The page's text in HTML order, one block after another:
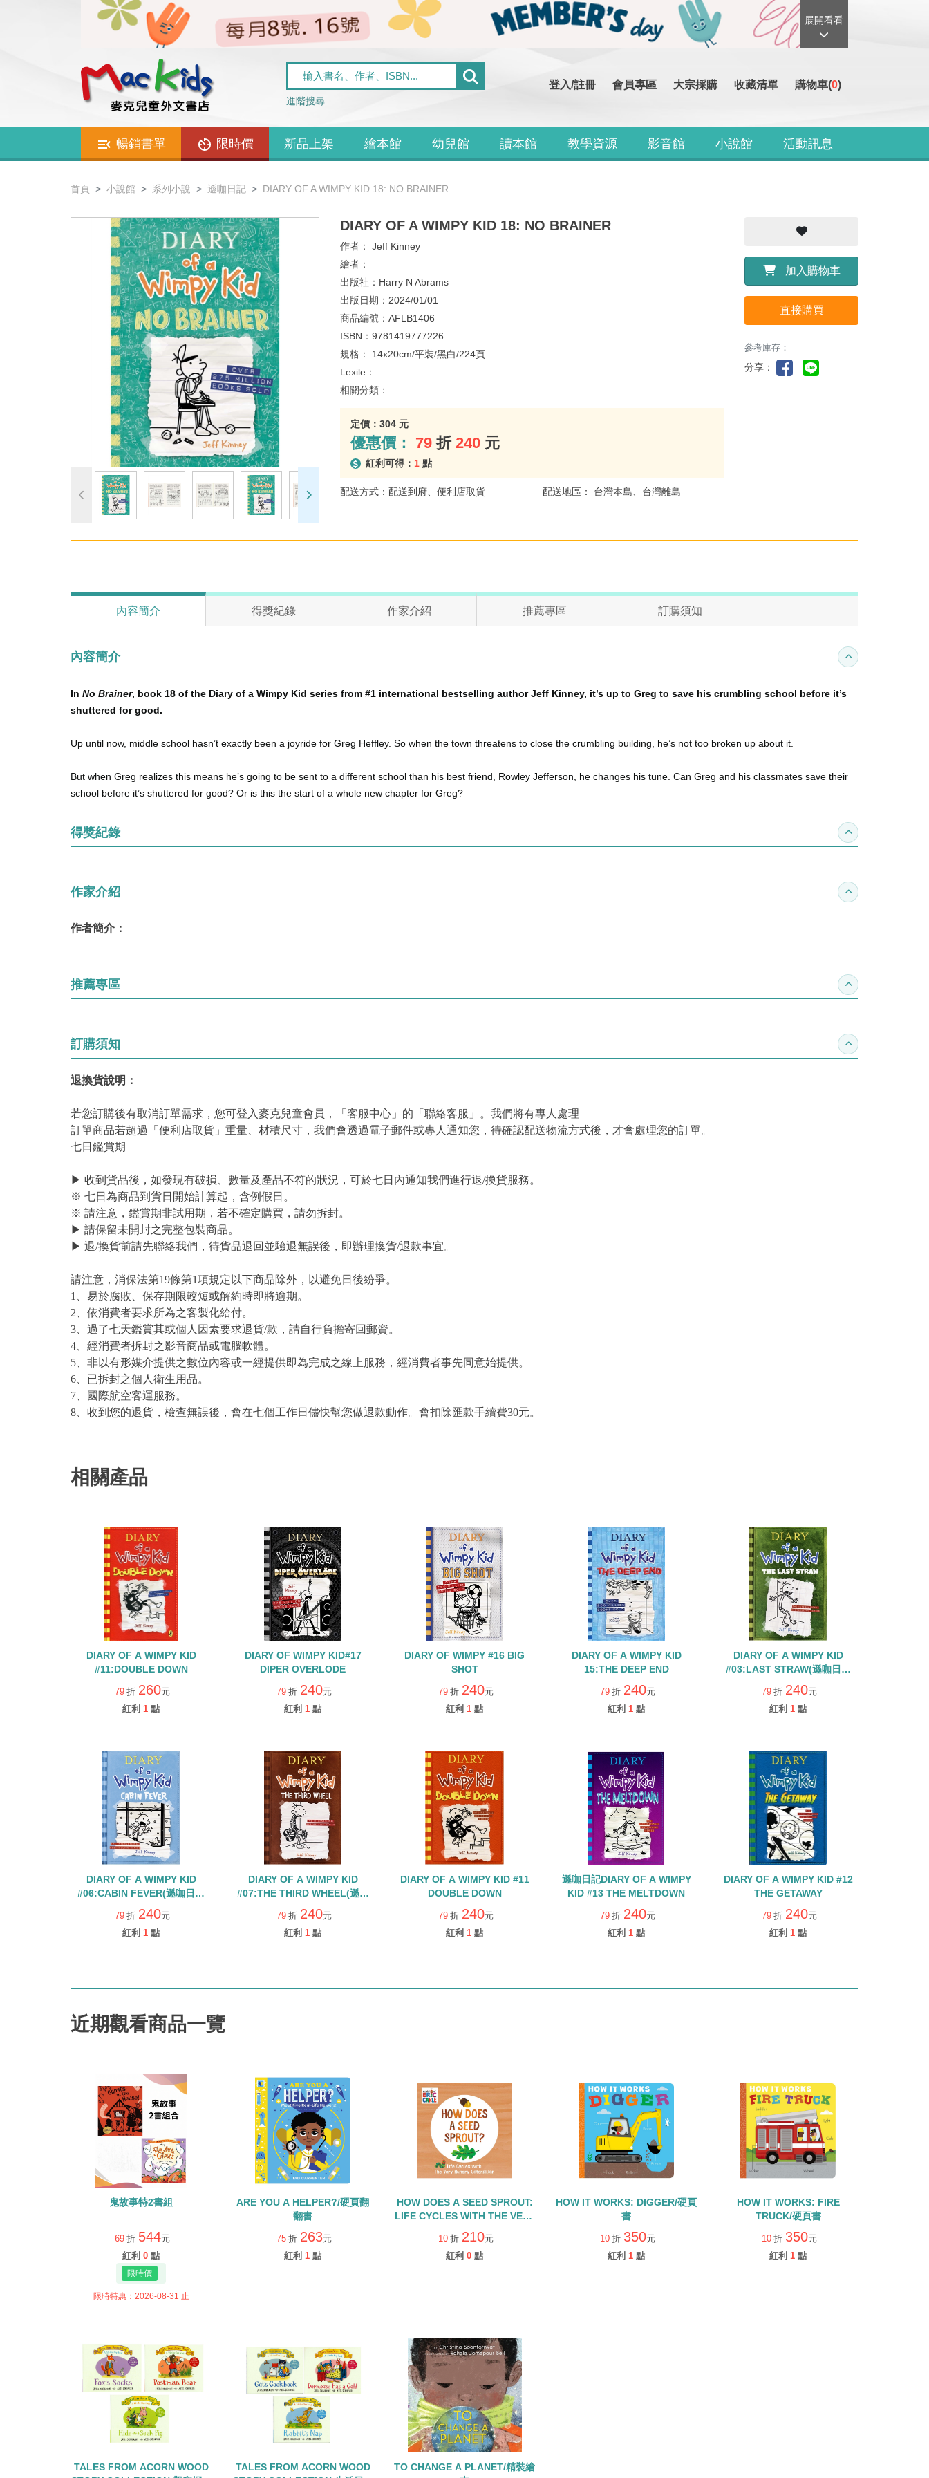
展開看看
進階搜尋
登入/註冊 會員專區 大宗採購 收藏清單 購物車(0)
暢銷書單 限時價 新品上架 繪本館 幼兒館 讀本館 教學資源 影音館 小說館 活動訊息
首頁 小說館 系列小說 遜咖日記 DIARY OF A WIMPY KID 18: NO BRAINER
DIARY OF A WIMPY KID 18: NO BRAINER
作者： Jeff Kinney
繪者：
出版社： Harry N Abrams
出版日期： 2024/01/01
商品編號： AFLB1406
ISBN： 9781419777226
規格： 14x20cm/平裝/黑白/224頁
Lexile：
相關分類：
定價： 304 元
優惠價： 79 折 240 元
紅利可得： 1 點
配送方式：配送到府、便利店取貨 配送地區： 台灣本島、台灣離島
加入購物車
直接購買
參考庫存：
分享：
內容簡介 得獎紀錄 作家介紹 推薦專區 訂購須知
內容簡介 收合內容簡介
In No Brainer, book 18 of the Diary of a Wimpy Kid series from #1 international bestselling author Jeff Kinney, it’s up to Greg to save his crumbling school before it’s
shuttered for good.
Up until now, middle school hasn’t exactly been a joyride for Greg Heffley. So when the town threatens to close the crumbling building, he’s not too broken up about it.
But when Greg realizes this means he’s going to be sent to a different school than his best friend, Rowley Jefferson, he changes his tune. Can Greg and his classmates save their
school before it’s shuttered for good? Or is this the start of a whole new chapter for Greg?
得獎紀錄 收合得獎紀錄
作家介紹 收合作家介紹
作者簡介：
推薦專區 收合推薦專區
訂購須知 收合訂購須知
退換貨說明：
若您訂購後有取消訂單需求，您可登入麥克兒童會員，「客服中心」的「聯絡客服」。我們將有專人處理
訂單商品若超過「便利店取貨」重量、材積尺寸，我們會透過電子郵件或專人通知您，待確認配送物流方式後，才會處理您的訂單。
七日鑑賞期
▶ 收到貨品後，如發現有破損、數量及產品不符的狀況，可於七日內通知我們進行退/換貨服務。
※ 七日為商品到貨日開始計算起，含例假日。
※ 請注意，鑑賞期非試用期，若不確定購買，請勿拆封。
▶ 請保留未開封之完整包裝商品。
▶ 退/換貨前請先聯絡我們，待貨品退回並驗退無誤後，即辦理換貨/退款事宜。
請注意，消保法第19條第1項規定以下商品除外，以避免日後紛爭。
1、易於腐敗、保存期限較短或解約時即將逾期。
2、依消費者要求所為之客製化給付。
3、過了七天鑑賞其或個人因素要求退貨/款，請自行負擔寄回郵資。
4、經消費者拆封之影音商品或電腦軟體。
5、非以有形媒介提供之數位內容或一經提供即為完成之線上服務，經消費者事先同意始提供。
6、已拆封之個人衛生用品。
7、國際航空客運服務。
8、收到您的退貨，檢查無誤後，會在七個工作日儘快幫您做退款動作。會扣除匯款手續費30元。
相關產品
DIARY OF A WIMPY KID
#11:DOUBLE DOWN
79 折 260元
紅利 1 點
DIARY OF WIMPY KID#17
DIPER OVERLODE
79 折 240元
紅利 1 點
DIARY OF WIMPY #16 BIG
SHOT
79 折 240元
紅利 1 點
DIARY OF A WIMPY KID
15:THE DEEP END
79 折 240元
紅利 1 點
DIARY OF A WIMPY KID
#03:LAST STRAW(遜咖日記
#3：改造葛瑞大作戰)
79 折 240元
紅利 1 點
DIARY OF A WIMPY KID
#06:CABIN FEVER(遜咖日記
#6:暴風雪驚魂記)
79 折 240元
紅利 1 點
DIARY OF A WIMPY KID
#07:THE THIRD WHEEL(遜咖
日記 #7:變調的情人節)
79 折 240元
紅利 1 點
DIARY OF A WIMPY KID #11
DOUBLE DOWN
79 折 240元
紅利 1 點
遜咖日記DIARY OF A WIMPY
KID #13 THE MELTDOWN
79 折 240元
紅利 1 點
DIARY OF A WIMPY KID #12
THE GETAWAY
79 折 240元
紅利 1 點
近期觀看商品一覽
鬼故事特2書組
69 折 544元
紅利 0 點
限時特惠：2026-08-31 止
ARE YOU A HELPER?/硬頁翻
翻書
75 折 263元
紅利 1 點
HOW DOES A SEED SPROUT:
LIFE CYCLES WITH THE VERY
HUNGRY CATERPILLAR/硬頁
書
10 折 210元
紅利 0 點
HOW IT WORKS: DIGGER/硬頁
書
10 折 350元
紅利 1 點
HOW IT WORKS: FIRE
TRUCK/硬頁書
10 折 350元
紅利 1 點
TALES FROM ACORN WOOD
TALES FROM ACORN WOOD
TO CHANGE A PLANET/精裝繪